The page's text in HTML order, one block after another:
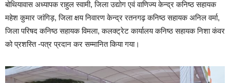
बोथियावास अध्यापक राहुल स्वामी, जिला उद्योग एवं वाणिज्य केन्द्र कनिष्ठ सहायक
महेश कुमार जांगिड़, जिला क्षय निवारण केन्द्र रतनगढ़ कनिष्ठ सहायक अनिल वर्मा,
जिला परिषद कनिष्ठ सहायक विमला, कलक्ट्रेट कार्यालय कनिष्ठ सहायक निशा कंवर
को प्रशस्ति -पत्र प्रदान कर सम्मानित किया गया।